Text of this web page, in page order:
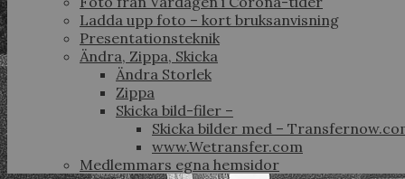
Ladda upp foto – kort bruksanvisning
Presentationsteknik
Ändra, Zippa, Skicka
Ändra Storlek
Zippa
Skicka bild-filer –
Skicka bilder med –
www.Wetransfer.com
Medlemmars egna hemsidor